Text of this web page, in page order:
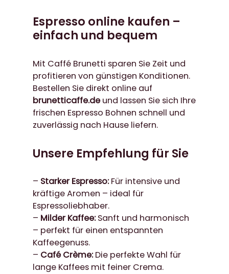
Espresso online kaufen –
einfach und bequem
Mit Caffé Brunetti sparen Sie Zeit und
profitieren von günstigen Konditionen.
Bestellen Sie direkt online auf
brunetticaffe.deund lassen Sie sich Ihre
frischen Espresso Bohnen schnell und
zuverlässig nach Hause liefern.
Unsere Empfehlung für Sie
– Starker Espresso:Für intensive und
kräftige Aromen – ideal für
Espressoliebhaber.
– Milder Kaffee:Sanft und harmonisch
– perfekt für einen entspannten
Kaffeegenuss.
– Café Crème:Die perfekte Wahl für
lange Kaffees mit feiner Crema.